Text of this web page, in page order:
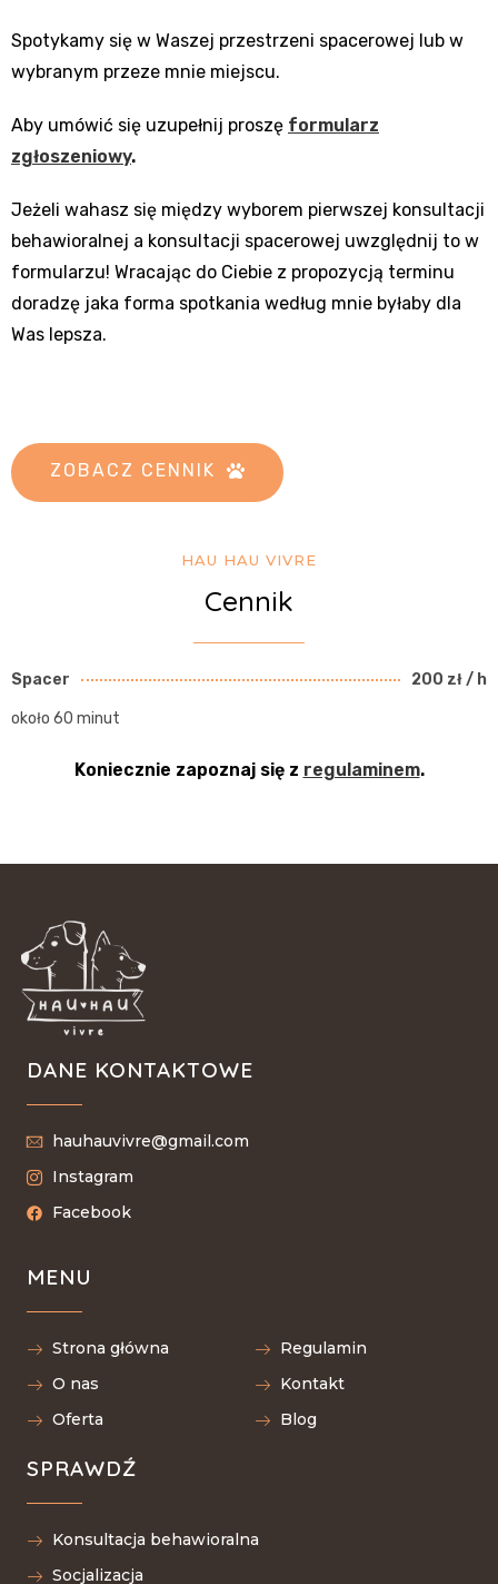
Spotykamy się w Waszej przestrzeni spacerowej lub w
wybranym przeze mnie miejscu.
Aby umówić się uzupełnij proszę formularz
zgłoszeniowy.
Jeżeli wahasz się między wyborem pierwszej konsultacji
behawioralnej a konsultacji spacerowej uwzględnij to w
formularzu! Wracając do Ciebie z propozycją terminu
doradzę jaka forma spotkania według mnie byłaby dla
Was lepsza.
ZOBACZ CENNIK
HAU HAU VIVRE
Cennik
Spacer 200 zł / h
około 60 minut
Koniecznie zapoznaj się z regulaminem.
DANE KONTAKTOWE
hauhauvivre@gmail.com
Instagram
Facebook
MENU
Strona główna
O nas
Oferta
Regulamin
Kontakt
Blog
SPRAWDŹ
Konsultacja behawioralna
Socjalizacja